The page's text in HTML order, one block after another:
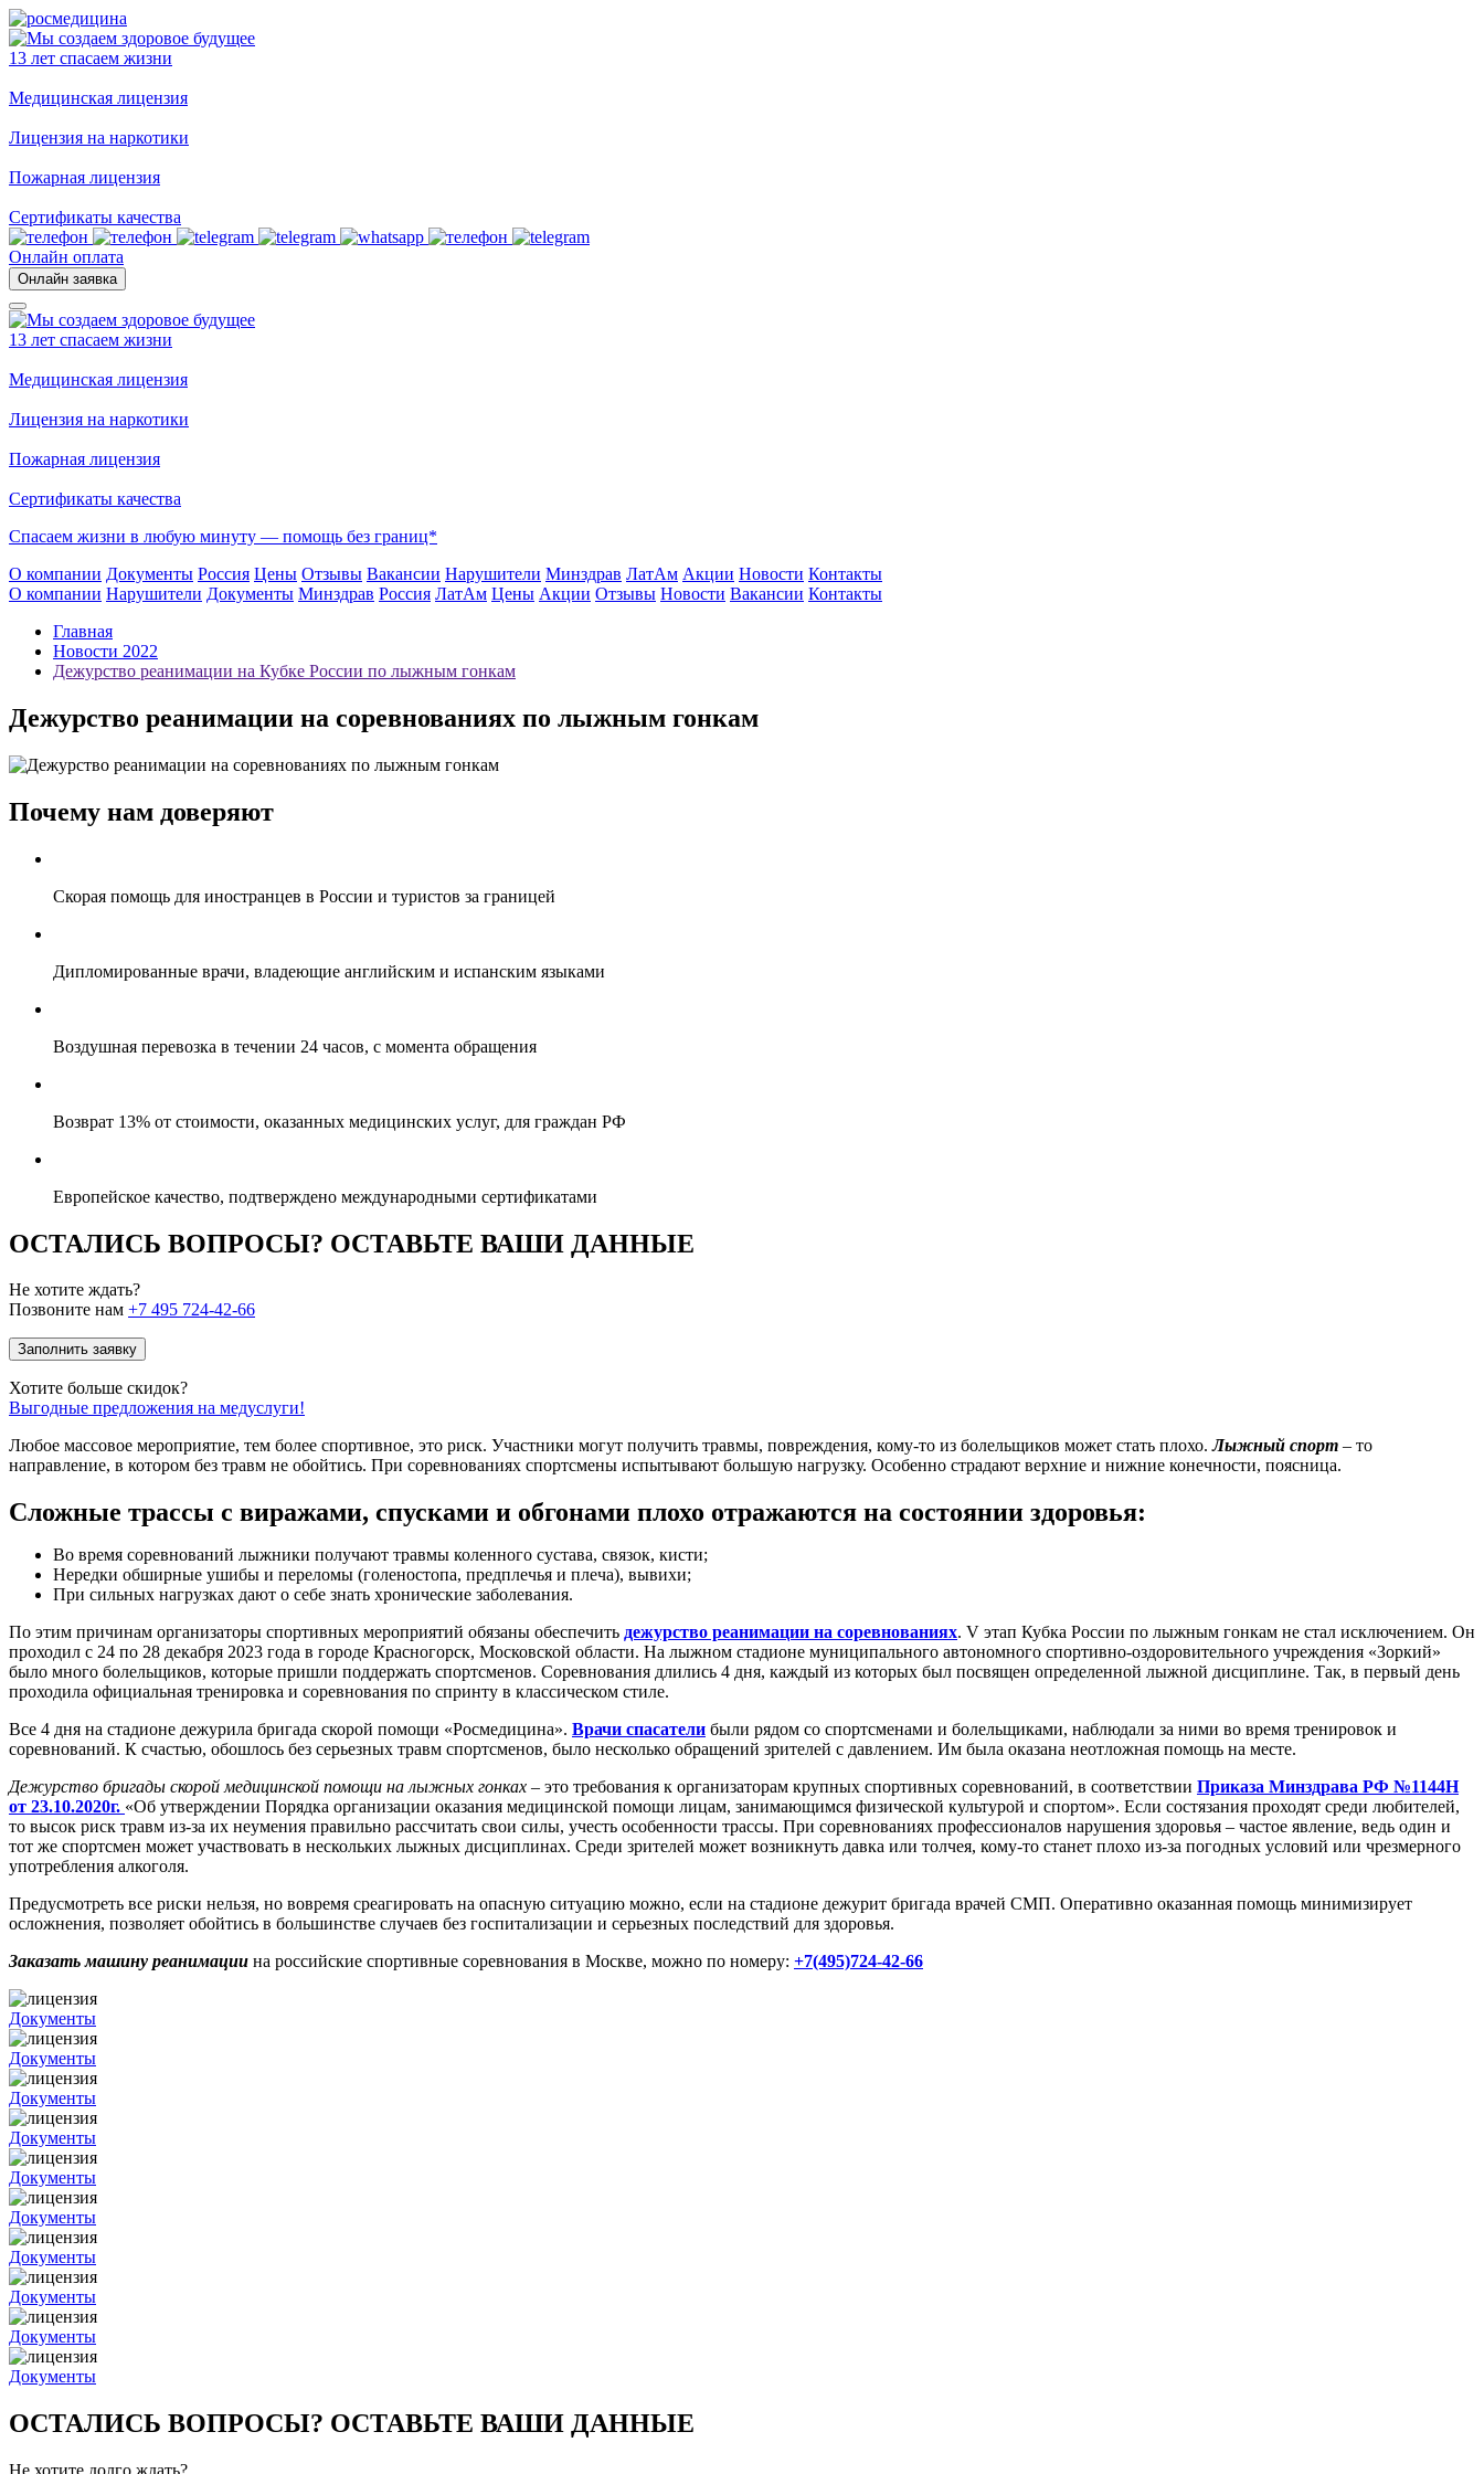
13 лет спасаем жизни
Медицинская лицензия
Лицензия на наркотики
Пожарная лицензия
Сертификаты качества
Онлайн оплата
Онлайн заявка
13 лет спасаем жизни
Медицинская лицензия
Лицензия на наркотики
Пожарная лицензия
Сертификаты качества
Спасаем жизни в любую минуту — помощь без границ*
О компании Документы Россия Цены Отзывы Вакансии Нарушители Минздрав ЛатАм Акции Новости Контакты
О компании Нарушители Документы Минздрав Россия ЛатАм Цены Акции Отзывы Новости Вакансии Контакты
Главная
Новости 2022
Дежурство реанимации на Кубке России по лыжным гонкам
Дежурство реанимации на соревнованиях по лыжным гонкам
Почему нам доверяют
Скорая помощь для иностранцев в России и туристов за границей
Дипломированные врачи, владеющие английским и испанским языками
Воздушная перевозка в течении 24 часов, с момента обращения
Возврат 13% от стоимости, оказанных медицинских услуг, для граждан РФ
Европейское качество, подтверждено международными сертификатами
ОСТАЛИСЬ ВОПРОСЫ? ОСТАВЬТЕ ВАШИ ДАННЫЕ
Не хотите ждать?
Позвоните нам +7 495 724-42-66
Заполнить заявку
Хотите больше скидок?
Выгодные предложения на медуслуги!
Любое массовое мероприятие, тем более спортивное, это риск. Участники могут получить травмы, повреждения, кому-то из болельщиков может стать плохо.Лыжный спорт – то
направление, в котором без травм не обойтись. При соревнованиях спортсмены испытывают большую нагрузку. Особенно страдают верхние и нижние конечности, поясница.
Сложные трассы с виражами, спусками и обгонами плохо отражаются на состоянии здоровья:
Во время соревнований лыжники получают травмы коленного сустава, связок, кисти;
Нередки обширные ушибы и переломы (голеностопа, предплечья и плеча), вывихи;
При сильных нагрузках дают о себе знать хронические заболевания.
По этим причинам организаторы спортивных мероприятий обязаны обеспечить дежурство реанимации на соревнованиях. V этап Кубка России по лыжным гонкам не стал исключением. Он
проходил с 24 по 28 декабря 2023 года в городе Красногорск, Московской области. На лыжном стадионе муниципального автономного спортивно-оздоровительного учреждения «Зоркий»
было много болельщиков, которые пришли поддержать спортсменов. Соревнования длились 4 дня, каждый из которых был посвящен определенной лыжной дисциплине. Так, в первый день
проходила официальная тренировка и соревнования по спринту в классическом стиле.
Все 4 дня на стадионе дежурила бригада скорой помощи «Росмедицина». Врачи спасатели были рядом со спортсменами и болельщиками, наблюдали за ними во время тренировок и
соревнований. К счастью, обошлось без серьезных травм спортсменов, было несколько обращений зрителей с давлением. Им была оказана неотложная помощь на месте.
Дежурство бригады скорой медицинской помощи на лыжных гонках – это требования к организаторам крупных спортивных соревнований, в соответствии Приказа Минздрава РФ №1144Н
от 23.10.2020г. «Об утверждении Порядка организации оказания медицинской помощи лицам, занимающимся физической культурой и спортом». Если состязания проходят среди любителей,
то высок риск травм из-за их неумения правильно рассчитать свои силы, учесть особенности трассы. При соревнованиях профессионалов нарушения здоровья – частое явление, ведь один и
тот же спортсмен может участвовать в нескольких лыжных дисциплинах. Среди зрителей может возникнуть давка или толчея, кому-то станет плохо из-за погодных условий или чрезмерного
употребления алкоголя.
Предусмотреть все риски нельзя, но вовремя среагировать на опасную ситуацию можно, если на стадионе дежурит бригада врачей СМП. Оперативно оказанная помощь минимизирует
осложнения, позволяет обойтись в большинстве случаев без госпитализации и серьезных последствий для здоровья.
Заказать машину реанимации на российские спортивные соревнования в Москве, можно по номеру: +7(495)724-42-66
Документы
Документы
Документы
Документы
Документы
Документы
Документы
Документы
Документы
Документы
ОСТАЛИСЬ ВОПРОСЫ? ОСТАВЬТЕ ВАШИ ДАННЫЕ